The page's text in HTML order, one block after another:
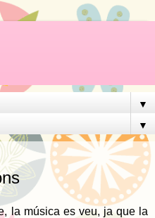
▼
▼
la música es veu, ja que la